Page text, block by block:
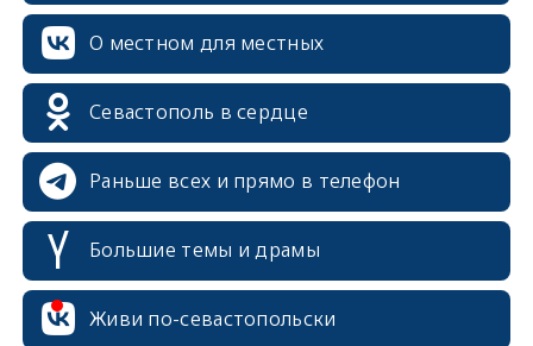
О местном для местных
Севастополь в сердце
Раньше всех и прямо в телефон
Большие темы и драмы
Живи по-севастопольски